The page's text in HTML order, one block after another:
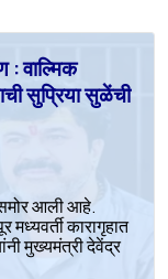
वाल्मिक
सुप्रिया सुळेंची
आली आहे.
मध्यवर्ती कारागृहात
मुख्यमंत्री देवेंद्र